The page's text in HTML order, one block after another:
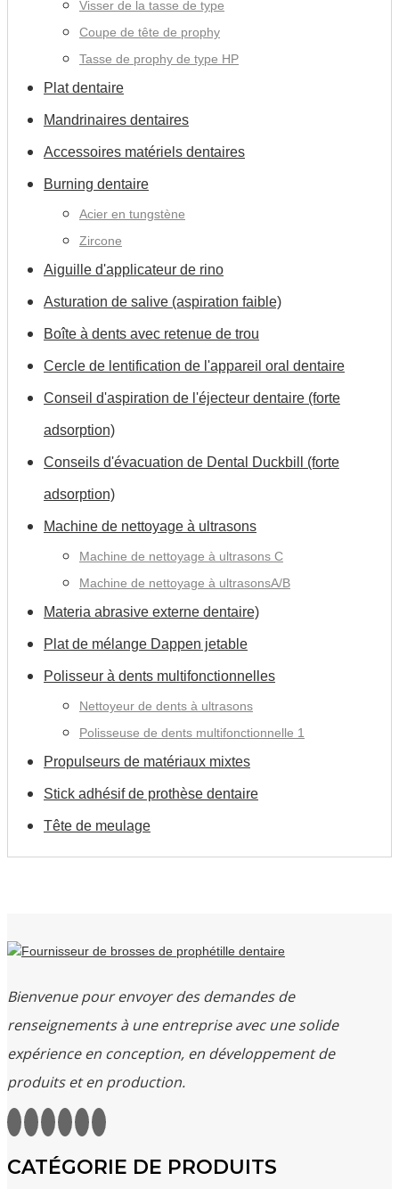
Visser de la tasse de type
Coupe de tête de prophy
Tasse de prophy de type HP
Plat dentaire
Mandrinaires dentaires
Accessoires matériels dentaires
Burning dentaire
Acier en tungstène
Zircone
Aiguille d'applicateur de rino
Asturation de salive (aspiration faible)
Boîte à dents avec retenue de trou
Cercle de lentification de l'appareil oral dentaire
Conseil d'aspiration de l'éjecteur dentaire (forte
adsorption)
Conseils d'évacuation de Dental Duckbill (forte
adsorption)
Machine de nettoyage à ultrasons
Machine de nettoyage à ultrasons C
Machine de nettoyage à ultrasonsA/B
Materia abrasive externe dentaire)
Plat de mélange Dappen jetable
Polisseur à dents multifonctionnelles
Nettoyeur de dents à ultrasons
Polisseuse de dents multifonctionnelle 1
Propulseurs de matériaux mixtes
Stick adhésif de prothèse dentaire
Tête de meulage
Bienvenue pour envoyer des demandes de
renseignements à une entreprise avec une solide
expérience en conception, en développement de
produits et en production.
CATÉGORIE DE PRODUITS